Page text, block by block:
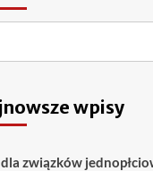
wpisy
związków